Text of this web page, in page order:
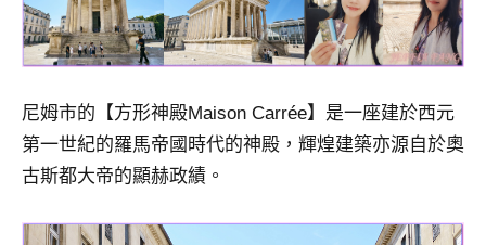
尼姆市的【方形神殿Maison Carrée】是一座建於西元
第一世紀的羅馬帝國時代的神殿，輝煌建築亦源自於奧
古斯都大帝的顯赫政績。